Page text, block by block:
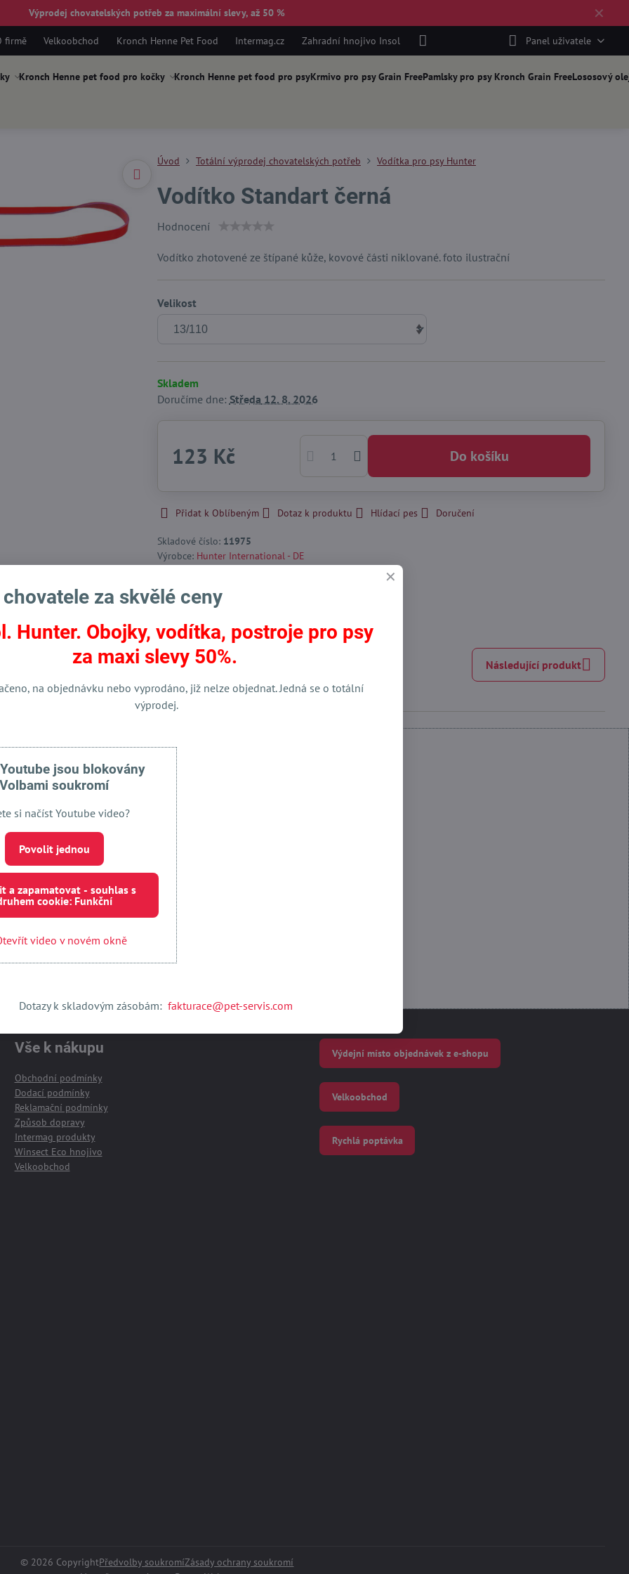
✕
Výprodej chovatelských potřeb za maximální slevy, až 50 %
firmě Velkoobchod Kronch Henne Pet Food Intermag.cz Zahradní hnojivo Insol Panel uživatele
Kronch Henne pet food pro kočky Kronch Henne pet food pro psyKrmivo pro psy Grain FreePamlsky pro psy Kronch Grain FreeLososový
Úvod Totální výprodej chovatelských potřeb Vodítka pro psy Hunter
Vodítko Standart černá
Hodnocení
Vodítko zhotovené ze štípané kůže, kovové části niklované. foto ilustrační
Velikost
Skladem
Doručíme dne: Středa 12. 8. 2026
123 Kč Do košíku
Přidat k Oblíbeným Dotaz k produktu Hlídací pes Doručení
Skladové číslo: 11975
Výrobce: Hunter International - DE
mail
Následující produkt
Externí obsah je blokován Volbami soukromí
Přejete si načíst externí obsah?
Povolit a zapamatovat - souhlas s druhem cookie: Funkční
Otevřít obsah v novém okně
Vše k nákupu
Obchodní podmínky
Dodací podmínky
Reklamační podmínky
Způsob dopravy
Intermag produkty
Winsect Eco hnojivo
Velkoobchod
Výdejní místo objednávek z e-shopu
Velkoobchod
Rychlá poptávka
© 2026 CopyrightPředvolby soukromíZásady ochrany soukromí
za skvělé ceny
Hunter. Obojky, vodítka, postroje pro psy
za maxi slevy 50%.
na objednávku nebo vyprodáno, již nelze objednat. Jedná se o totální
výprodej.
jsou blokovány
Volbami soukromí
si načíst Youtube video?
Povolit jednou
a zapamatovat - souhlas s
cookie: Funkční
video v novém okně
Dotazy k skladovým zásobám:fakturace@pet-servis.com